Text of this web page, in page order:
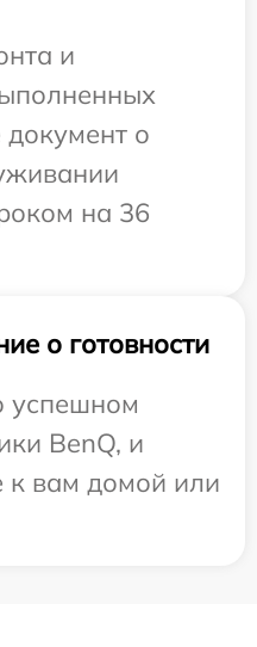
и
о
на 36
о готовности
BenQ, и
к вам домой или